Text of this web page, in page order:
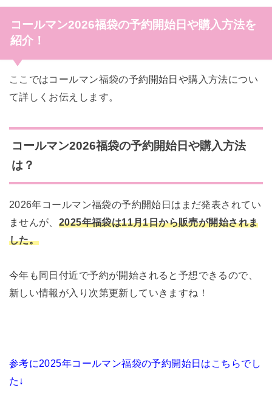
コールマン2026福袋の予約開始日や購入方法を
紹介！
ここではコールマン福袋の予約開始日や購入方法につい
て詳しくお伝えします。
コールマン2026福袋の予約開始日や購入方法
は？
2026年コールマン福袋の予約開始日はまだ発表されてい
ませんが、 2025年福袋は11月1日から販売が開始されま
した。
今年も同日付近で予約が開始されると予想できるので、
新しい情報が入り次第更新していきますね！
参考に2025年コールマン福袋の予約開始日はこちらでし
た↓